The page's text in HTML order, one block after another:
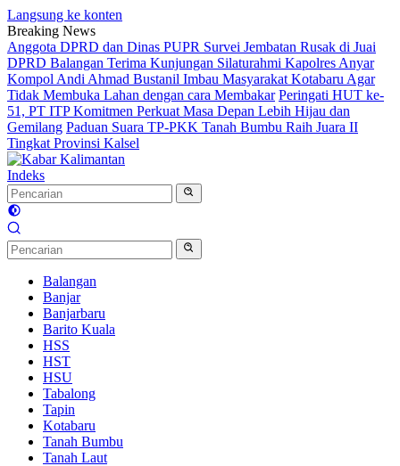
Langsung ke konten
Breaking News
Anggota DPRD dan Dinas PUPR Survei Jembatan Rusak di Juai
DPRD Balangan Terima Kunjungan Silaturahmi Kapolres Anyar
Kompol Andi Ahmad Bustanil Imbau Masyarakat Kotabaru Agar
Tidak Membuka Lahan dengan cara Membakar Peringati HUT ke-
51, PT ITP Komitmen Perkuat Masa Depan Lebih Hijau dan
Gemilang Paduan Suara TP-PKK Tanah Bumbu Raih Juara II
Tingkat Provinsi Kalsel
Indeks
Balangan
Banjar
Banjarbaru
Barito Kuala
HSS
HST
HSU
Tabalong
Tapin
Kotabaru
Tanah Bumbu
Tanah Laut